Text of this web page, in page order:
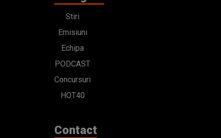
HOT40
Bd. Mărăști 65-67,
Romexpo Intrarea C,
Pavilion T, sector 1